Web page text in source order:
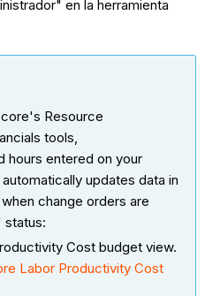
en la herramienta
Resource
tools,
hours entered on your
updates data in
change orders are
status:
Cost budget view.
Labor Productivity Cost